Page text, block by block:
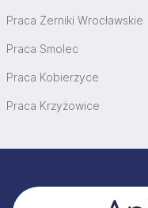
Praca Żerniki Wrocławskie
Praca Smolec
Praca Kobierzyce
Praca Krzyżowice